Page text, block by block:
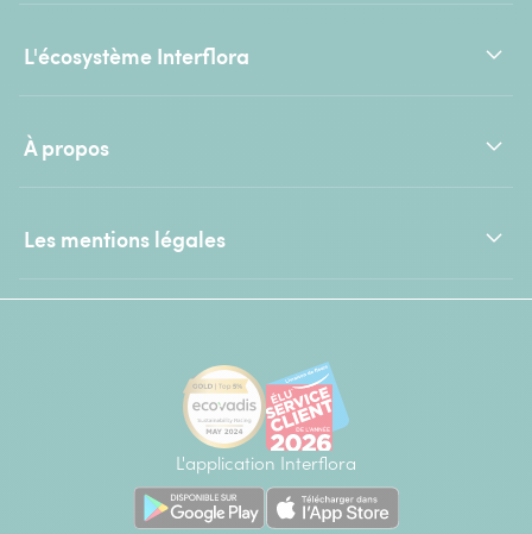
L'écosystème Interflora
À propos
Les mentions légales
L'application Interflora